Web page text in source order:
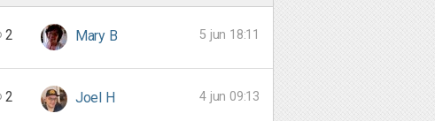
2 Mary B 5 jun 18:11
2 Joel H 4 jun 09:13